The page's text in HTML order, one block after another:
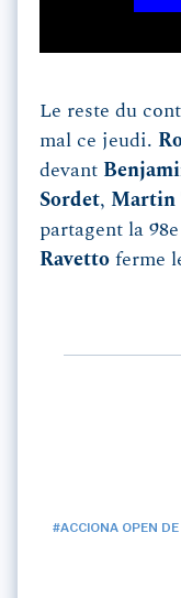
Le reste du
mal ce jeudi.
devant
Sordet, Martin
partagent la
Ravetto ferme
#ACCIONA OPEN